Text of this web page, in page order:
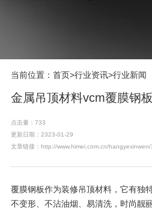
当前位置： 首页 >行业资讯>行业新闻
金属吊顶材料vcm覆膜钢
点击量：733
更新日期：2323-01-29
文章链接：http://www.himei.com.cn/hangyexinwen/
覆膜钢板作为装修吊顶材料，它有独
不变形、不沾油烟、易清洗，时尚靓